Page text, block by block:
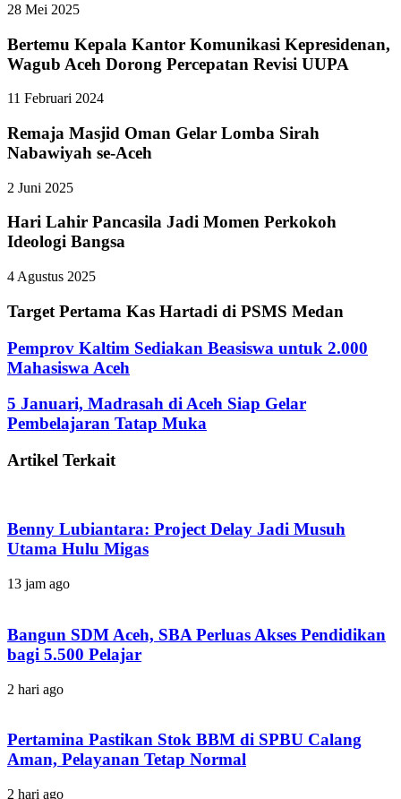
28 Mei 2025
Bertemu Kepala Kantor Komunikasi Kepresidenan,
Wagub Aceh Dorong Percepatan Revisi UUPA
11 Februari 2024
Remaja Masjid Oman Gelar Lomba Sirah
Nabawiyah se-Aceh
2 Juni 2025
Hari Lahir Pancasila Jadi Momen Perkokoh
Ideologi Bangsa
4 Agustus 2025
Target Pertama Kas Hartadi di PSMS Medan
Pemprov Kaltim Sediakan Beasiswa untuk 2.000
Mahasiswa Aceh
5 Januari, Madrasah di Aceh Siap Gelar
Pembelajaran Tatap Muka
Artikel Terkait
Benny Lubiantara: Project Delay Jadi Musuh
Utama Hulu Migas
13 jam ago
Bangun SDM Aceh, SBA Perluas Akses Pendidikan
bagi 5.500 Pelajar
2 hari ago
Pertamina Pastikan Stok BBM di SPBU Calang
Aman, Pelayanan Tetap Normal
2 hari ago